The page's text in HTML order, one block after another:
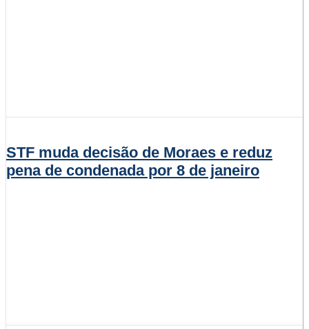
STF muda decisão de Moraes e reduz
pena de condenada por 8 de janeiro